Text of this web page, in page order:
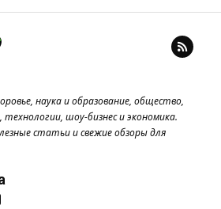
наука и образование, общество,
шоу-бизнес и экономика.
статьи и свежие обзоры для